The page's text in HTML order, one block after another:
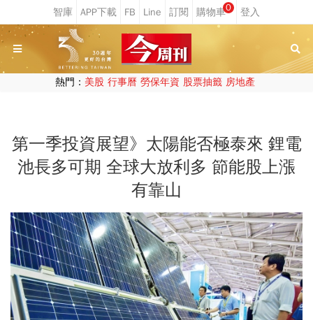
0
熱門： 美股 行事曆 勞保年資 股票抽籤 房地產
第一季投資展望》太陽能否極泰來 鋰電
池長多可期 全球大放利多 節能股上漲
有靠山